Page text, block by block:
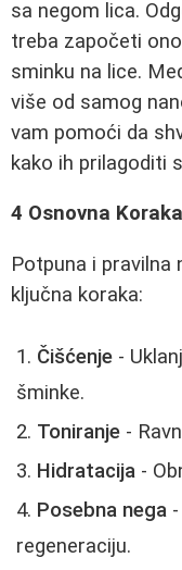
sa negom lica.
treba započeti
sminku na lice.
više od samog
vam pomoći da
kako ih prilagoditi
4 Osnovna
Potpuna i pravilna
ključna koraka:
Čišćenje -
šminke.
Toniranje -
Hidratacija -
Posebna nega
regeneraciju.